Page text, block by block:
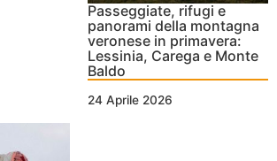
Passeggiate, rifugi e
panorami della montagna
veronese in primavera:
Lessinia, Carega e Monte
Baldo
24 Aprile 2026